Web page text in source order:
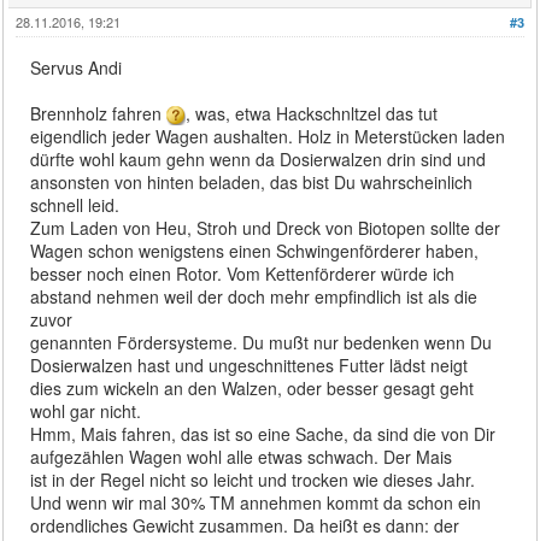
#3
28.11.2016, 19:21
Servus Andi
Brennholz fahren
, was, etwa Hackschnltzel das tut
eigendlich jeder Wagen aushalten. Holz in Meterstücken laden
dürfte wohl kaum gehn wenn da Dosierwalzen drin sind und
ansonsten von hinten beladen, das bist Du wahrscheinlich
schnell leid.
Zum Laden von Heu, Stroh und Dreck von Biotopen sollte der
Wagen schon wenigstens einen Schwingenförderer haben,
besser noch einen Rotor. Vom Kettenförderer würde ich
abstand nehmen weil der doch mehr empfindlich ist als die
zuvor
genannten Fördersysteme. Du mußt nur bedenken wenn Du
Dosierwalzen hast und ungeschnittenes Futter lädst neigt
dies zum wickeln an den Walzen, oder besser gesagt geht
wohl gar nicht.
Hmm, Mais fahren, das ist so eine Sache, da sind die von Dir
aufgezählen Wagen wohl alle etwas schwach. Der Mais
ist in der Regel nicht so leicht und trocken wie dieses Jahr.
Und wenn wir mal 30% TM annehmen kommt da schon ein
ordendliches Gewicht zusammen. Da heißt es dann: der